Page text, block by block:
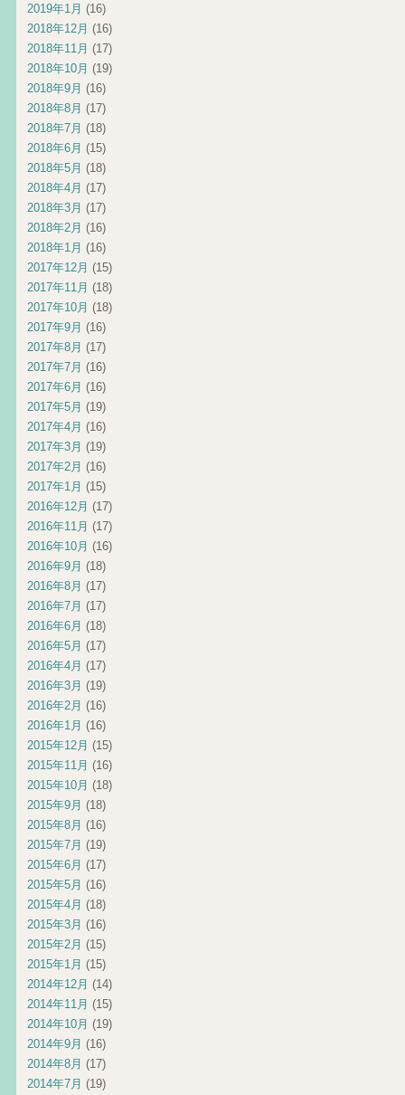
2019年1月 (16)
2018年12月 (16)
2018年11月 (17)
2018年10月 (19)
2018年9月 (16)
2018年8月 (17)
2018年7月 (18)
2018年6月 (15)
2018年5月 (18)
2018年4月 (17)
2018年3月 (17)
2018年2月 (16)
2018年1月 (16)
2017年12月 (15)
2017年11月 (18)
2017年10月 (18)
2017年9月 (16)
2017年8月 (17)
2017年7月 (16)
2017年6月 (16)
2017年5月 (19)
2017年4月 (16)
2017年3月 (19)
2017年2月 (16)
2017年1月 (15)
2016年12月 (17)
2016年11月 (17)
2016年10月 (16)
2016年9月 (18)
2016年8月 (17)
2016年7月 (17)
2016年6月 (18)
2016年5月 (17)
2016年4月 (17)
2016年3月 (19)
2016年2月 (16)
2016年1月 (16)
2015年12月 (15)
2015年11月 (16)
2015年10月 (18)
2015年9月 (18)
2015年8月 (16)
2015年7月 (19)
2015年6月 (17)
2015年5月 (16)
2015年4月 (18)
2015年3月 (16)
2015年2月 (15)
2015年1月 (15)
2014年12月 (14)
2014年11月 (15)
2014年10月 (19)
2014年9月 (16)
2014年8月 (17)
2014年7月 (19)